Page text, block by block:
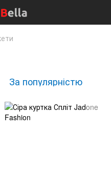
За популярністю